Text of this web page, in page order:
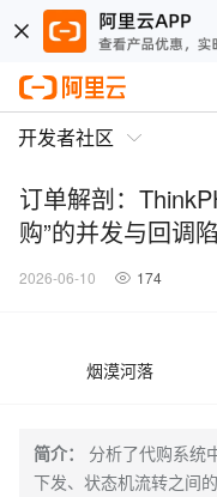
开发者社区
订单解剖：
购”的并发与回调
2026-06-10 174
烟漠河落
简介：
分析了代购系统
下发、状态机流转之间